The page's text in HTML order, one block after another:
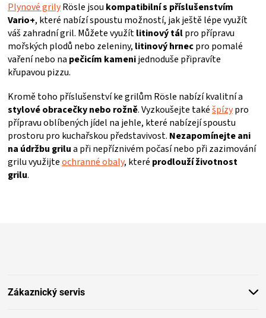
Plynové grilyRösle jsou kompatibilní s příslušenstvím
Vario+, které nabízí spoustu možností, jak ještě lépe využít
váš zahradní gril. Můžete využítlitinový tálpro přípravu
mořských plodů nebo zeleniny, litinový hrnecpro pomalé
vaření nebo na pečicím kamenijednoduše připravíte
křupavou pizzu.
Kromě toho příslušenství ke grilům Rösle nabízí kvalitní a
stylové obracečky nebo rožně. Vyzkoušejte takéšpízypro
přípravu oblíbených jídel na jehle, které nabízejí spoustu
prostoru pro kuchařskou představivost. Nezapomínejte ani
na údržbu grilua při nepříznivém počasí nebo při zazimování
grilu využijteochranné obaly, které prodlouží životnost
grilu.
Zákaznický servis